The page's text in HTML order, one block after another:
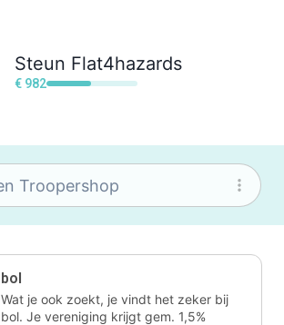
Steun Flat4hazards
€ 982
bol
Wat je ook zoekt, je vindt het zeker bij
bol. Je vereniging krijgt gem. 1,5%